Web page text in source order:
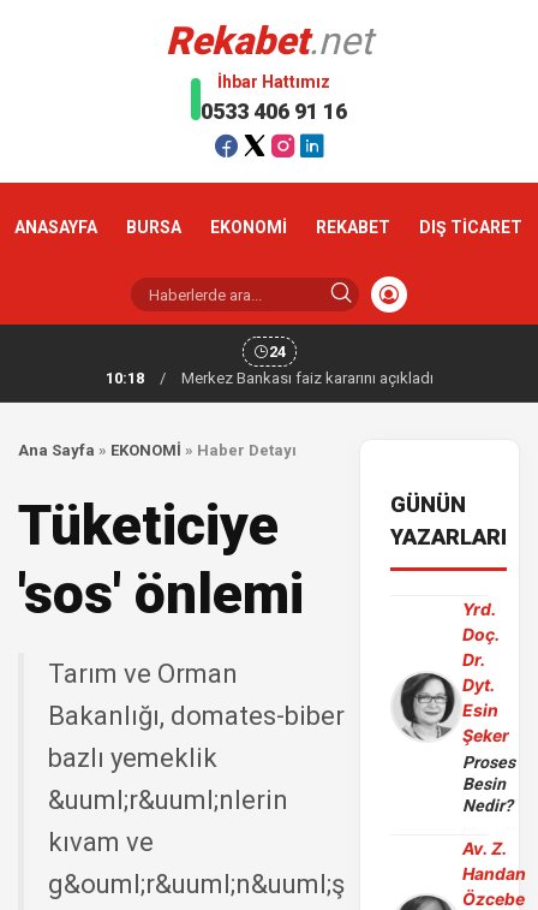
Rekabet.net
İhbar Hattımız
0533 406 91 16
ANASAYFA BURSA EKONOMİ REKABET DIŞ TİCARET
24
10:18
/ Merkez Bankası faiz kararını açıkladı
Ana Sayfa » EKONOMİ » Haber Detayı
Tüketiciye
'sos' önlemi
Tarım ve Orman
Bakanlığı, domates-biber
bazlı yemeklik
&uuml;r&uuml;nlerin
kıvam ve
g&ouml;r&uuml;n&uuml;ş
GÜNÜN
YAZARLARI
Yrd.
Doç.
Dr.
Dyt.
Esin
Şeker
Proses
Besin
Nedir?
Av. Z.
Handan
Özcebe